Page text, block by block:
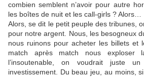
combien semblent n’avoir pour autre
les boîtes de nuit et les call-girls ? Alors…
Alors, se dit le petit peuple des tribunes,
pour notre argent. Nous, les besogneux
nous ruinons pour acheter les billets et
match après match nous exploser
l’insoutenable, on voudrait juste
investissement. Du beau jeu, au moins,